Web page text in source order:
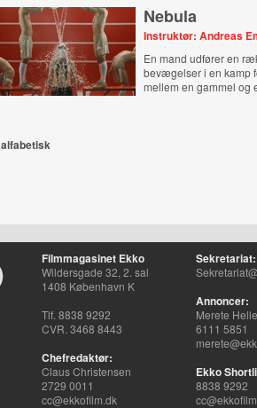
Nebula
Instruktør: Andreas
En mand udfører en
bevægelser i en kamp
mellem en gammel og
alfabetisk
Filmmagasinet Ekko
Wildersgade 32, 2. sal
1408 København K
Tlf. 8838 9292
CVR. 3468 8443
Chefredaktør:
Claus Christensen
2729 0011
cc@ekkofilm.dk
Sekretariat:
Annoncer:
Merete
6111 5851
Ekko
8838 9292